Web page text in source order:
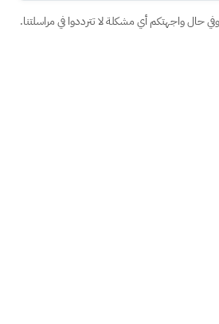
حال واجهتكم أي مشكلة لا تترددوا في مراسلتنا.